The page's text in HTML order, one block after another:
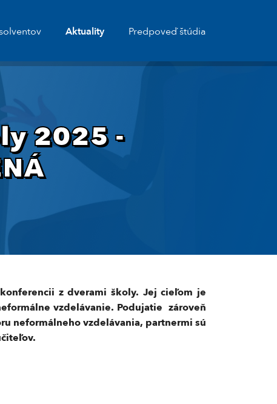
Aktuality Predpoveď štúdia
2025 -
z dverami školy. Jej cieľom je
vzdelávanie. Podujatie zároveň
neformálneho vzdelávania, partnermi sú